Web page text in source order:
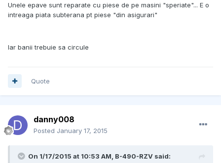
Unele epave sunt reparate cu piese de pe masini "speriate"... E o
intreaga piata subterana pt piese "din asigurari"
Iar banii trebuie sa circule
Quote
danny008
Posted January 17, 2015
On 1/17/2015 at 10:53 AM, B-490-RZV said: